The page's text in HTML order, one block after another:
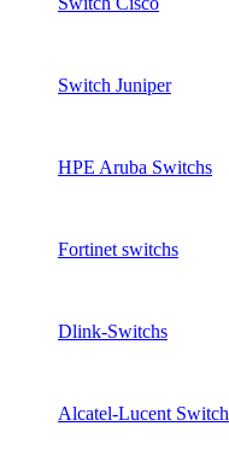
Switch Juniper
HPE Aruba Switchs
Fortinet switchs
Dlink-Switchs
Alcatel-Lucent